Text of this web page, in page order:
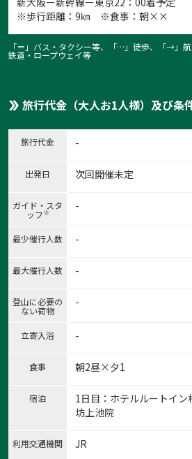
※歩行距離：9㎞ ※食事：朝××
「＝」バス・タクシー等、「…」徒歩、「→」航
鉄道・ロープウェイ等
旅行代金（大人お1人様）及び条
旅行代金 -
出発日 次回開催未定
ガイド・スタ
ッフ※ -
最少催行人数 -
最大催行人数 -
登山に必要の
ない荷物
-
立寄入浴 -
食事 朝2昼×夕1
宿泊
1日目：ホテルルートイ
坊上池院
利用交通機関 JR
1:熊野Tシャツ